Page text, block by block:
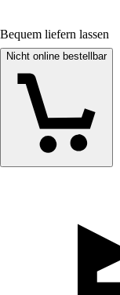
Bequem liefern lassen
Nicht online bestellbar